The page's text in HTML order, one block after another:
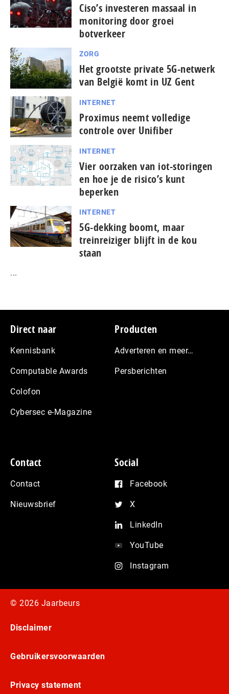
Ciso’s investeren massaal in
monitoring door groei
botverkeer
ZORG
Het grootste private 5G-netwerk
van België komt in UZ Gent
INTERNET
Proximus neemt volledige
controle over Unifiber
INTERNET
Vier oorzaken van iot-storingen
en hoe je de risico’s kunt
beperken
INTERNET
5G-dekking boomt, maar
treinreiziger blijft in de kou
staan
...
Footer
Direct naar
Kennisbank
Computable Awards
Colofon
Cybersec e-Magazine
Producten
Adverteren en meer…
Persberichten
Contact
Contact
Nieuwsbrief
Social
Facebook
X
LinkedIn
YouTube
Instagram
© 2026 Jaarbeurs
Disclaimer
Gebruikersvoorwaarden
Privacy statement